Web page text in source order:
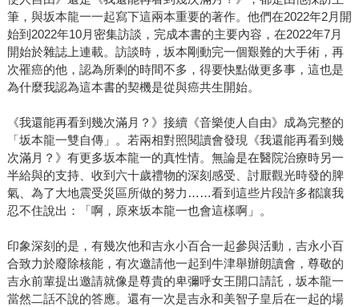
筆，與坂本龍一一起寫下這兩本重要的著作。他們在2022年2月開
始到2022年10月密集訪談，完成本書的主要內容，在2022年7月
開始於雜誌上連載。訪談時，坂本剛動完一個艱難的大手術，再
次罹癌的他，認為所剩的時間不多，得要快點做更多事，這也是
為什麼我認為這本書的契機是從與癌共生開始。
《我還能再看到幾次滿月？》接續《音樂使人自由》成為完整的
「坂本龍一雙自傳」。若兩相對照閱讀會發現《我還能再看到幾
次滿月？》有更多坂本龍一的真性情。無論是在醫院治療時另一
半給與的支持、收到六十歲禮物的深刻感受、討厭觀光時發的脾
氣、為了大地震受災區所做的努力……看到這些片段許多都讓我
忍不住說出：「啊，原來坂本龍一也會這樣啊」。
印象深刻的是，有幾次他和吉永小百合一起參與活動，吉永小百
合致力於廢除核能，有次邀請他一起到牛津舉辦朗讀會，尊敬的
吉永前輩提出邀請就像是尊貴的卑彌呼女王開口請託，坂本龍一
當然二話不說的答應。還有一次是吉永和美智子皇后在一起的場